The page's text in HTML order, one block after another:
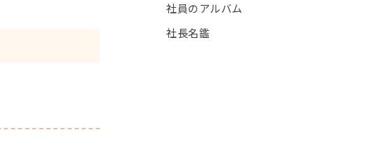
社員のアルバム
社長名鑑